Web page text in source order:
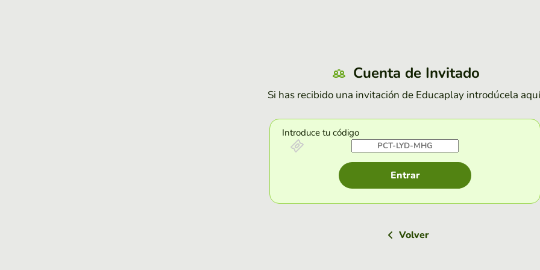
Cuenta de Invitado
Si has recibido una invitación de Educaplay introdúcela
Introduce tu código
Entrar
Volver